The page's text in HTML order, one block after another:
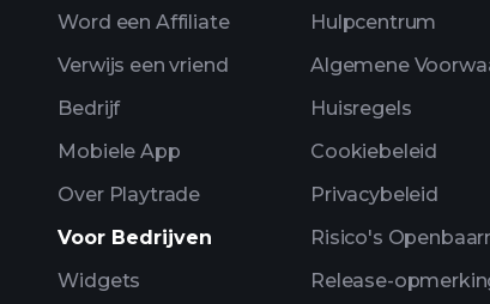
Word een Affiliate
Verwijs een vriend
Bedrijf
Mobiele App
Over Playtrade
Voor Bedrijven
Widgets
Hulpcentrum
Algemene
Huisregels
Cookiebeleid
Privacybeleid
Risico's
Release-